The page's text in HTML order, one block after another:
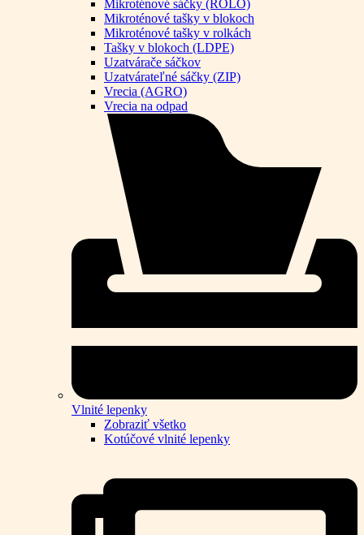
Mikroténové sáčky (ROLO)
Mikroténové tašky v blokoch
Mikroténové tašky v rolkách
Tašky v blokoch (LDPE)
Uzatvárače sáčkov
Uzatvárateľné sáčky (ZIP)
Vrecia (AGRO)
Vrecia na odpad
Vlnité lepenky
Zobraziť všetko
Kotúčové vlnité lepenky